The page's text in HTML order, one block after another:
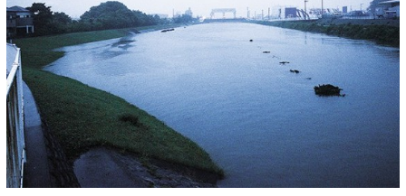
14
15 16 17 18 19
20
21
22 24 25 26
27
28
29 30 1 2 3 4